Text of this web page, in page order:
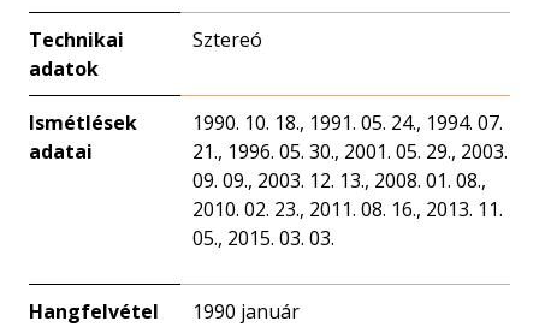
Technikai
adatok
Sztereó
Ismétlések
adatai
1990. 10. 18., 1991. 05. 24., 1994. 07.
21., 1996. 05. 30., 2001. 05. 29., 2003.
09. 09., 2003. 12. 13., 2008. 01. 08.,
2010. 02. 23., 2011. 08. 16., 2013. 11.
05., 2015. 03. 03.
Hangfelvétel
1990 január